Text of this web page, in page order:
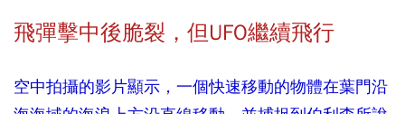
飛彈擊中後脆裂，但UFO繼續飛行
空中拍攝的影片顯示，一個快速移動的物體在葉門沿